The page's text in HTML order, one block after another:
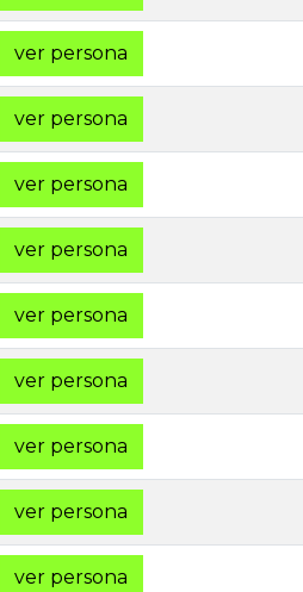
ver persona
ver persona
ver persona
ver persona
ver persona
ver persona
ver persona
ver persona
ver persona